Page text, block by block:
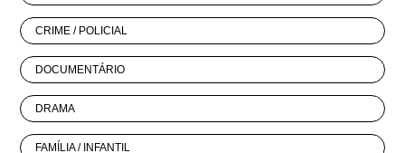
CRIME / POLICIAL
DOCUMENTÁRIO
DRAMA
FAMÍLIA / INFANTIL